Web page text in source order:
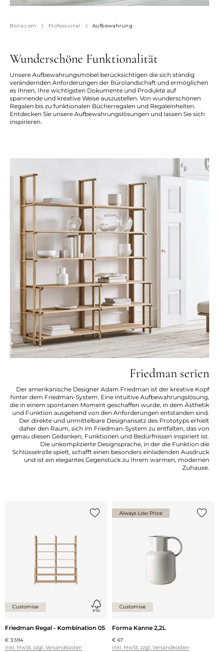
Bolia.com Professional Aufbewahrung
Wunderschöne Funktionalität
Unsere Aufbewahrungsmöbel berücksichtigen die sich ständig
verändernden Anforderungen der Bürolandschaft und ermöglichen
es Ihnen, Ihre wichtigsten Dokumente und Produkte auf
spannende und kreative Weise auszustellen. Von wunderschönen
Regalen bis zu funktionalen Bücherregalen und Regaleinheiten.
Entdecken Sie unsere Aufbewahrungslösungen und lassen Sie sich
inspirieren.
Friedman serien
Der amerikanische Designer Adam Friedman ist der kreative Kopf
hinter dem Friedman-System. Eine intuitive Aufbewahrungslösung,
die in einem spontanen Moment geschaffen wurde, in dem Ästhetik
und Funktion ausgehend von den Anforderungen entstanden sind.
Der direkte und unmittelbare Designansatz des Prototyps erhielt
daher den Raum, sich im Friedman-System zu entfalten, das von
genau diesen Gedanken, Funktionen und Bedürfnissen inspiriert ist.
Die unkomplizierte Designsprache, in der die Funktion die
Schlüsselrolle spielt, schafft einen besonders einladenden Ausdruck
und ist ein elegantes Gegenstück zu Ihrem warmen, modernen
Zuhause.
Customise
Friedman Regal - Kombination 05
€ 3.594
inkl. MwSt. zzgl. Versandkosten
Always Low Price
Customise
Forma Kanne 2,2L
€ 67
inkl. MwSt. zzgl. Versandkosten